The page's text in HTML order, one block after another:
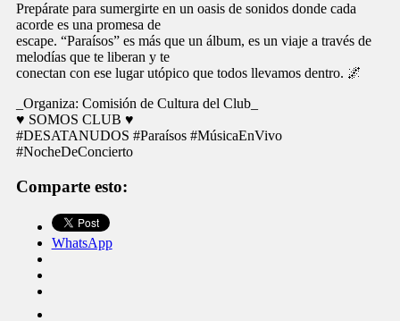
Prepárate para sumergirte en un oasis de sonidos donde cada
acorde es una promesa de
escape. “Paraísos” es más que un álbum, es un viaje a través de
melodías que te liberan y te
conectan con ese lugar utópico que todos llevamos dentro. 🌌
_Organiza: Comisión de Cultura del Club_
♥ SOMOS CLUB ♥
#DESATANUDOS #Paraísos #MúsicaEnVivo
#NocheDeConcierto
Comparte esto:
WhatsApp